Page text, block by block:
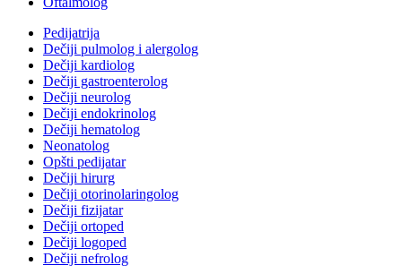
Pedijatrija
Dečiji pulmolog i alergolog
Dečiji kardiolog
Dečiji gastroenterolog
Dečiji neurolog
Dečiji endokrinolog
Dečiji hematolog
Neonatolog
Opšti pedijatar
Dečiji hirurg
Dečiji otorinolaringolog
Dečiji fizijatar
Dečiji ortoped
Dečiji logoped
Dečiji nefrolog